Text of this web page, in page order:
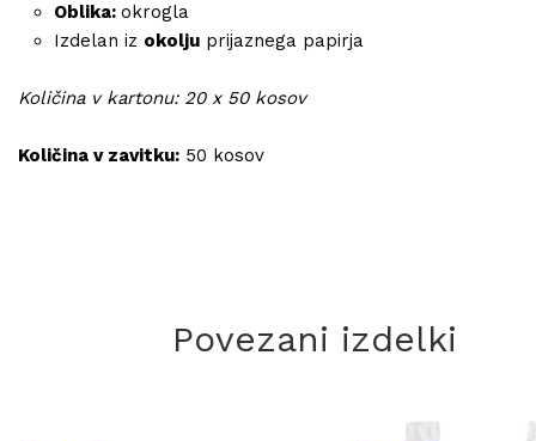
Oblika: okrogla
Izdelan iz okolju prijaznega papirja
Količina v kartonu: 20 x 50 kosov
Količina v zavitku: 50 kosov
Povezani izdelki